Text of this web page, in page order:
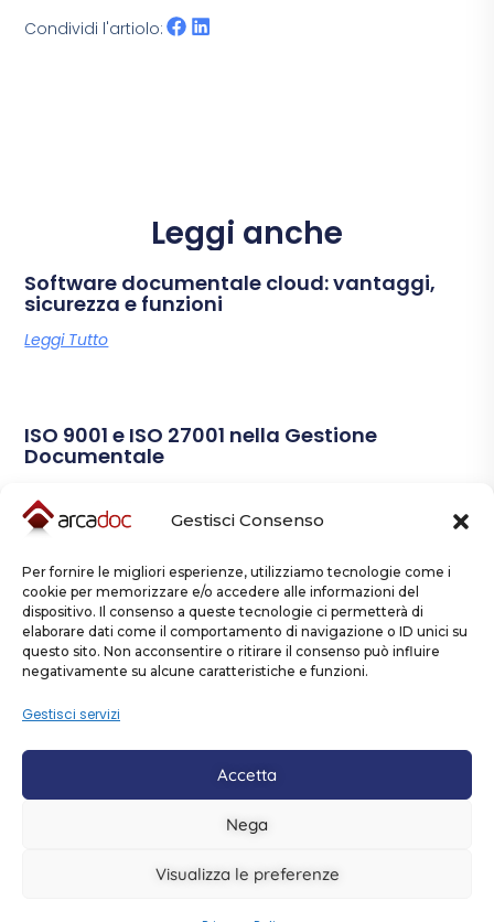
Gestisci Consenso
Per fornire le migliori esperienze, utilizziamo tecnologie come i
cookie per memorizzare e/o accedere alle informazioni del
dispositivo. Il consenso a queste tecnologie ci permetterà di
elaborare dati come il comportamento di navigazione o ID unici su
questo sito. Non acconsentire o ritirare il consenso può influire
negativamente su alcune caratteristiche e funzioni.
Gestisci servizi
Accetta
Nega
Visualizza le preferenze
Condividi l'artiolo:
Leggi anche
Software documentale cloud: vantaggi,
sicurezza e funzioni
Leggi Tutto
ISO 9001 e ISO 27001 nella Gestione
Documentale
Copyright © Arcadoc è un prodotto creato e distribuito da
P.iva 02325920482Politica della Qualità